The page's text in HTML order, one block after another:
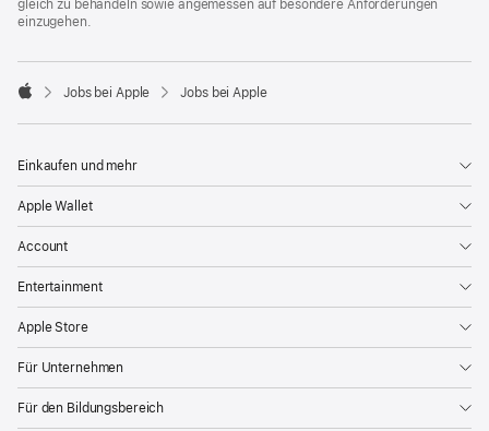
gleich zu behandeln sowie angemessen auf besondere Anforderungen
einzugehen.

Jobs bei Apple Jobs bei Apple
Einkaufen und mehr
Apple Wallet
Account
Entertainment
Apple Store
Für Unternehmen
Für den Bildungsbereich